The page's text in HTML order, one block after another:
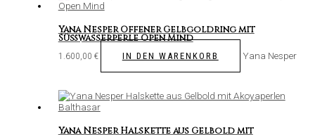
Yana Nesper Offener Gelbgoldring mit
Süßwasserperle Open Mind
1.600,00 € IN DEN WARENKORB Yana Nesper
Yana Nesper Halskette aus Gelbold mit